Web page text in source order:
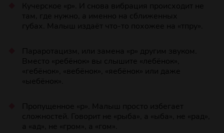
Кучерское «р». И снова вибрация происходит не
там, где нужно, а именно на сближенных
губах. Малыш издаёт что‑то похожее на «тпру».
Параротацизм, или замена «р» другим звуком.
Вместо «ребёнок» вы слышите «лебёнок»,
«гебёнок», «вебёнок», «яебёнок» или даже
«ыебёнок».
Пропущенное «р». Малыш просто избегает
сложностей. Говорит не «рыба», а «ыба», не «рад»,
а «ад», не «гром», а «гом».